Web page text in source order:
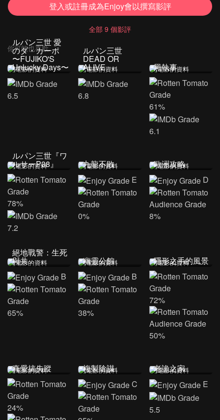
登入或註冊成為Enjoy會以撰寫影評
全部 9 個影評
你可能也喜歡...
ルパン三世 愛
のダ・カーポ
〜FUJIKO'S
Unlucky Days〜
6.5
ルパン三世
DEAD OR
ALIVE
6.8
黑執事
61%
6.1
ルパン三世『ワ
ルサーP38』
78%
7.2
九龍不敗
E
0%
歐洲攻略
D
8%
絕地戰警：生死
與共
B
65%
幽靈公館
B
38%
隱形之手的風景
72%
50%
真愛搞失蹤
24%
複製陰謀
C
老詭之家
E
5.5